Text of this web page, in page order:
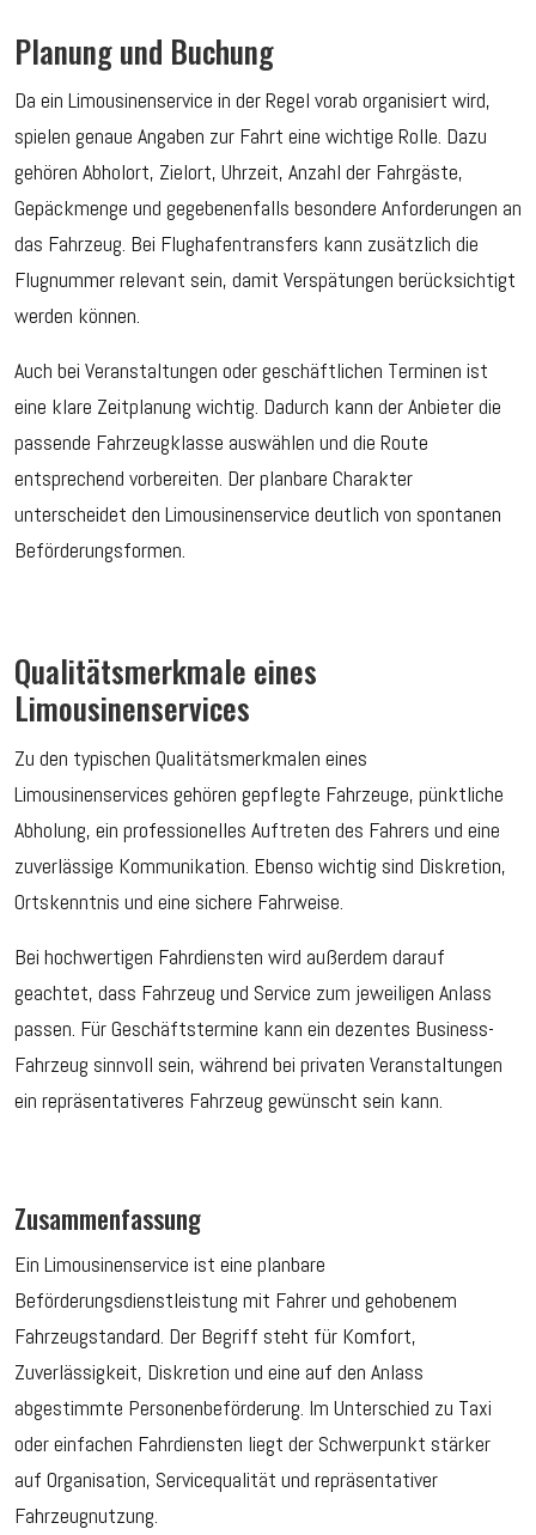
Planung und Buchung
Da ein Limousinenservice in der Regel vorab organisiert wird,
spielen genaue Angaben zur Fahrt eine wichtige Rolle. Dazu
gehören Abholort, Zielort, Uhrzeit, Anzahl der Fahrgäste,
Gepäckmenge und gegebenenfalls besondere Anforderungen an
das Fahrzeug. Bei Flughafentransfers kann zusätzlich die
Flugnummer relevant sein, damit Verspätungen berücksichtigt
werden können.
Auch bei Veranstaltungen oder geschäftlichen Terminen ist
eine klare Zeitplanung wichtig. Dadurch kann der Anbieter die
passende Fahrzeugklasse auswählen und die Route
entsprechend vorbereiten. Der planbare Charakter
unterscheidet den Limousinenservice deutlich von spontanen
Beförderungsformen.
Qualitätsmerkmale eines
Limousinenservices
Zu den typischen Qualitätsmerkmalen eines
Limousinenservices gehören gepflegte Fahrzeuge, pünktliche
Abholung, ein professionelles Auftreten des Fahrers und eine
zuverlässige Kommunikation. Ebenso wichtig sind Diskretion,
Ortskenntnis und eine sichere Fahrweise.
Bei hochwertigen Fahrdiensten wird außerdem darauf
geachtet, dass Fahrzeug und Service zum jeweiligen Anlass
passen. Für Geschäftstermine kann ein dezentes Business-
Fahrzeug sinnvoll sein, während bei privaten Veranstaltungen
ein repräsentativeres Fahrzeug gewünscht sein kann.
Zusammenfassung
Ein Limousinenservice ist eine planbare
Beförderungsdienstleistung mit Fahrer und gehobenem
Fahrzeugstandard. Der Begriff steht für Komfort,
Zuverlässigkeit, Diskretion und eine auf den Anlass
abgestimmte Personenbeförderung. Im Unterschied zu Taxi
oder einfachen Fahrdiensten liegt der Schwerpunkt stärker
auf Organisation, Servicequalität und repräsentativer
Fahrzeugnutzung.